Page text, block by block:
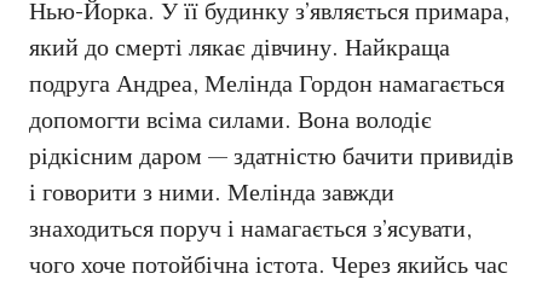
Нью-Йорка. У її будинку з’являється примара,
який до смерті лякає дівчину. Найкраща
подруга Андреа, Мелінда Гордон намагається
допомогти всіма силами. Вона володіє
рідкісним даром — здатністю бачити привидів
і говорити з ними. Мелінда завжди
знаходиться поруч і намагається з’ясувати,
чого хоче потойбічна істота. Через якийсь час